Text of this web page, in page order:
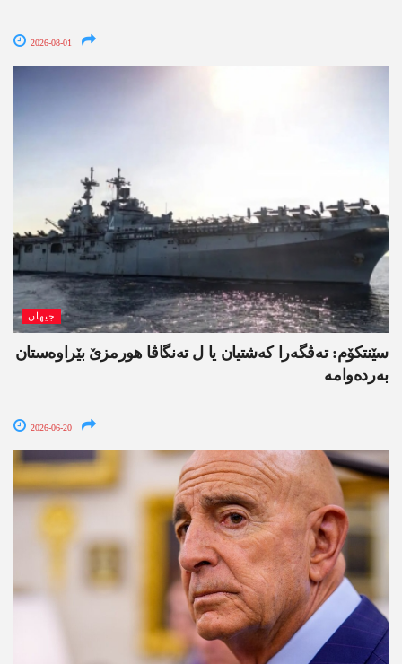
2026-08-01
جیھان
سێنتکۆم: تەڤگەرا کەشتیان یا ل تەنگاڤا ھورمزێ بێراوەستان
بەردەوامە
2026-06-20